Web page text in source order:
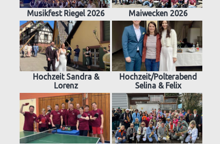
Musikfest Riegel 2026 Maiwecken 2026
Hochzeit Sandra &
Lorenz
Hochzeit/Polterabend
Selina & Felix